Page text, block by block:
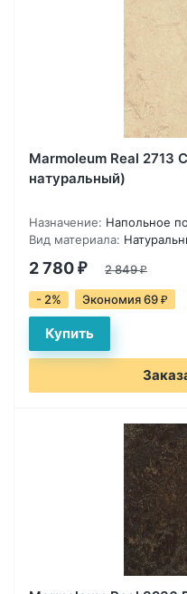
Marmoleum Real 2713
натуральный)
Назначение: Напольное
Вид материала:
2 780 ₽ 2 849₽
- 2% Экономия 69 ₽